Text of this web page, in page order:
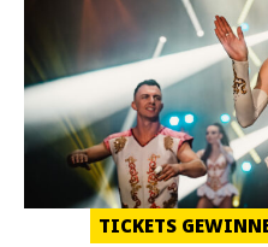
TICKETS